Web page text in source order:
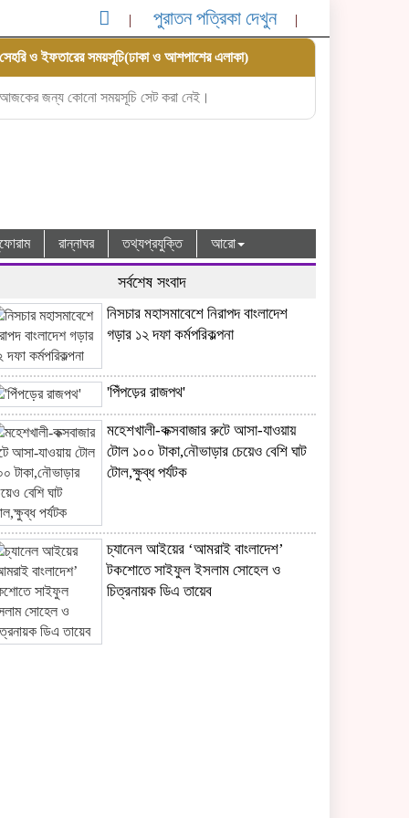
পুরাতন পত্রিকা দেখুন
সেহরি ও ইফতারের সময়সূচি(ঢাকা ও আশপাশের এলাকা)
আজকের জন্য কোনো সময়সূচি সেট করা নেই।
রান্নাঘর তথ্যপ্রযুক্তি আরো
সর্বশেষ সংবাদ
নিসচার মহাসমাবেশে নিরাপদ বাংলাদেশ
গড়ার ১২ দফা কর্মপরিকল্পনা
'পিঁপড়ের রাজপথ'
মহেশখালী-কক্সবাজার রুটে আসা-যাওয়ায়
টোল ১০০ টাকা,নৌভাড়ার চেয়েও বেশি ঘাট
টোল,ক্ষুব্ধ পর্যটক
চ্যানেল আইয়ের ‘আমরাই বাংলাদেশ’
টকশোতে সাইফুল ইসলাম সোহেল ও
চিত্রনায়ক ডিএ তায়েব